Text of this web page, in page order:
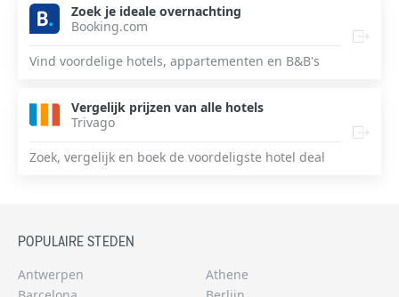
Zoek je ideale overnachting
Booking.com
Vind voordelige hotels, appartementen en B&B's
Vergelijk prijzen van alle hotels
Trivago
Zoek, vergelijk en boek de voordeligste hotel deal
POPULAIRE STEDEN
Antwerpen
Athene